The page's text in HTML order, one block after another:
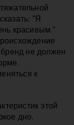
"Я
красивым."
не должен
к
этой
дно.